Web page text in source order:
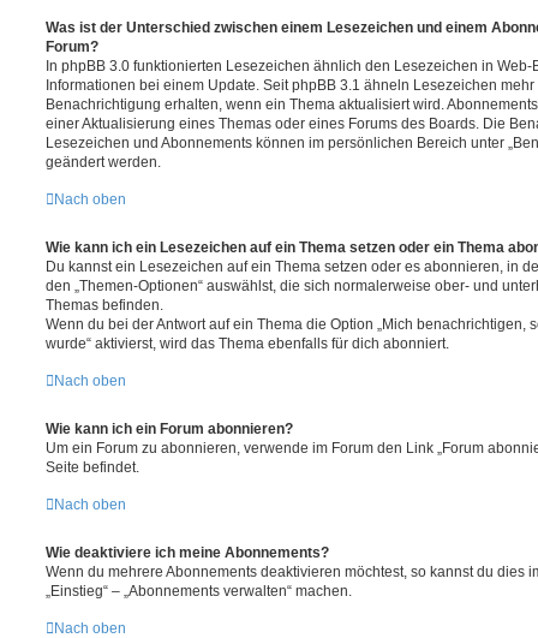
Was ist der Unterschied zwischen einem Lesezeichen und einem
Forum?
In phpBB 3.0 funktionierten Lesezeichen ähnlich den Lesezeichen in
Informationen bei einem Update. Seit phpBB 3.1 ähneln Lesezeichen
Benachrichtigung erhalten, wenn ein Thema aktualisiert wird.
einer Aktualisierung eines Themas oder eines Forums des Boards. Die
Lesezeichen und Abonnements können im persönlichen Bereich unter
geändert werden.
Nach oben
Wie kann ich ein Lesezeichen auf ein Thema setzen oder ein Thema
Du kannst ein Lesezeichen auf ein Thema setzen oder es abonnieren, in
den „Themen-Optionen“ auswählst, die sich normalerweise ober- und
Themas befinden.
Wenn du bei der Antwort auf ein Thema die Option „Mich benachrichtigen,
wurde“ aktivierst, wird das Thema ebenfalls für dich abonniert.
Nach oben
Wie kann ich ein Forum abonnieren?
Um ein Forum zu abonnieren, verwende im Forum den Link „Forum
Seite befindet.
Nach oben
Wie deaktiviere ich meine Abonnements?
Wenn du mehrere Abonnements deaktivieren möchtest, so kannst du dies
„Einstieg“ – „Abonnements verwalten“ machen.
Nach oben